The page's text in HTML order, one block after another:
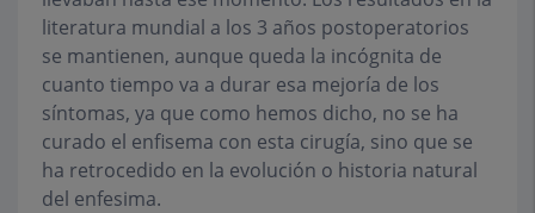
literatura mundial a los 3 años postoperatorios
se mantienen, aunque queda la incógnita de
cuanto tiempo va a durar esa mejoría de los
síntomas, ya que como hemos dicho, no se ha
curado el enfisema con esta cirugía, sino que se
ha retrocedido en la evolución o historia natural
del enfesima.